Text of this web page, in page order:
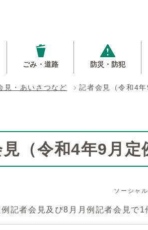
ごみ・道路 防災・防犯
見・あいさつなど 記者会見（令和4
（令和4年9月定
ソーシャ
記者会見及び8月月例記者会見で1